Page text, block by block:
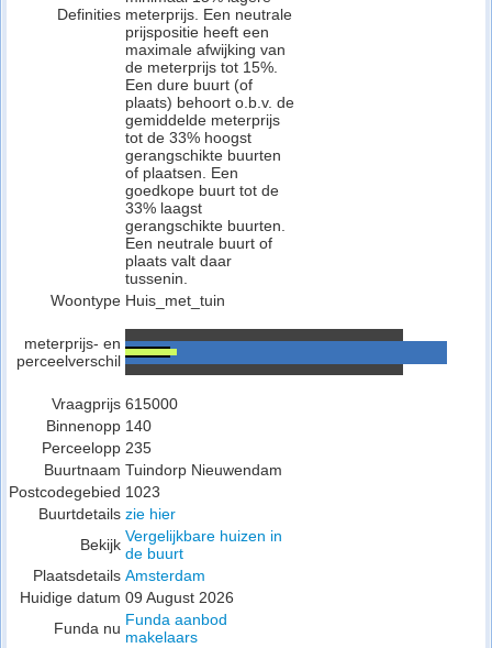
Definities meterprijs. Een neutrale
prijspositie heeft een
maximale afwijking van
de meterprijs tot 15%.
Een dure buurt (of
plaats) behoort o.b.v. de
gemiddelde meterprijs
tot de 33% hoogst
gerangschikte buurten
of plaatsen. Een
goedkope buurt tot de
33% laagst
gerangschikte buurten.
Een neutrale buurt of
plaats valt daar
tussenin.
Woontype Huis_met_tuin
meterprijs- en
perceelverschil
Vraagprijs 615000
Binnenopp 140
Perceelopp 235
Buurtnaam Tuindorp Nieuwendam
Postcodegebied 1023
Buurtdetails zie hier
Bekijk Vergelijkbare huizen in
de buurt
Plaatsdetails Amsterdam
Huidige datum 09 August 2026
Funda nu Funda aanbod
makelaars